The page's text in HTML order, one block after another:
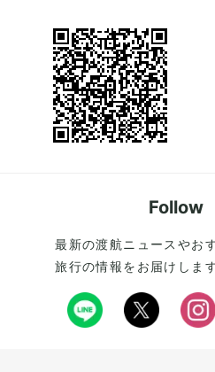
最新の渡航ニュースやお
旅行の情報をお届けしま